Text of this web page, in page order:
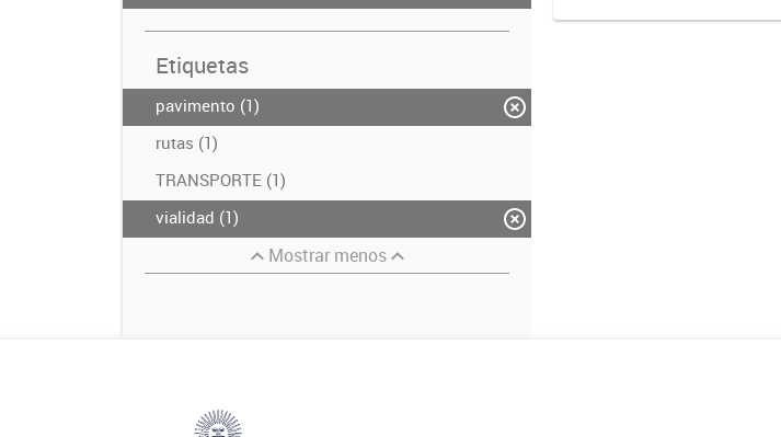
Etiquetas
pavimento (1)
rutas (1)
TRANSPORTE (1)
vialidad (1)
Mostrar menos